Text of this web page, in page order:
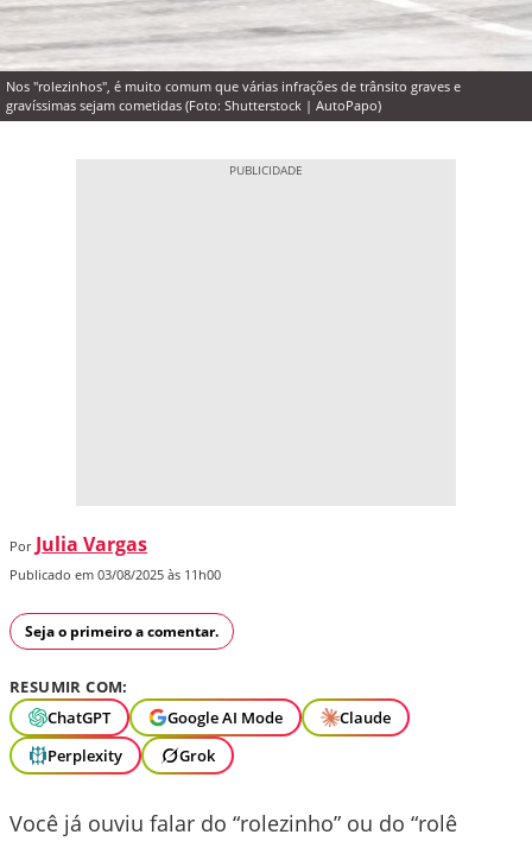
Nos "rolezinhos", é muito comum que várias infrações de trânsito graves e
gravíssimas sejam cometidas (Foto: Shutterstock | AutoPapo)
Por Julia Vargas
Publicado em 03/08/2025 às 11h00
Seja o primeiro a comentar.
RESUMIR COM:
ChatGPT
Google AI Mode
Claude
Perplexity
Grok
Você já ouviu falar do “rolezinho” ou do “rolê